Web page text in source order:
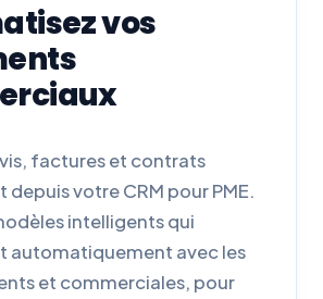
vos
factures et contrats
votre CRM pour PME.
intelligents qui
automatiquement avec les
et commerciales, pour